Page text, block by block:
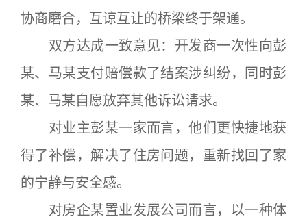
协商磨合，互谅互让的桥梁终于架通。
双方达成一致意见：开发商一次性向彭
某、马某支付赔偿款了结案涉纠纷，同时彭
某、马某自愿放弃其他诉讼请求。
对业主彭某一家而言，他们更快捷地获
得了补偿，解决了住房问题，重新找回了家
的宁静与安全感。
对房企某置业发展公司而言，以一种体